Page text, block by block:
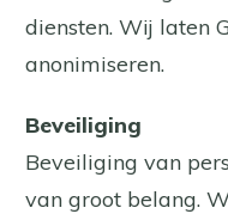
diensten. Wij laten
anonimiseren.
Beveiliging
Beveiliging van
van groot belang.